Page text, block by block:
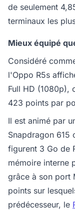
de seulement
terminaux les
Mieux équipé
Considéré
l'Oppo R5s
Full HD (1080p),
423 points par
Il est animé par
Snapdragon 615
figurent 3 Go de
mémoire interne
grâce à son port
points sur
prédécesseur, le